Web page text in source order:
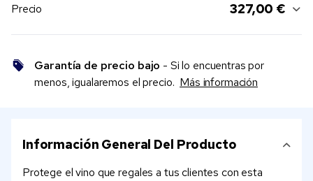
Precio 327,00 €
Garantía de precio bajo - Si lo encuentras por
menos, igualaremos el precio. Más información
Información General Del Producto
Protege el vino que regales a tus clientes con esta